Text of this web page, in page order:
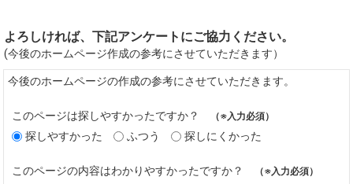
よろしければ、下記アンケートにご協力ください。
(今後のホームページ作成の参考にさせていただきます）
今後のホームページの作成の参考にさせていただきます。
このページは探しやすかったですか？ （※入力必須）
探しやすかった ふつう 探しにくかった
このページの内容はわかりやすかったですか？ （※入力必須）